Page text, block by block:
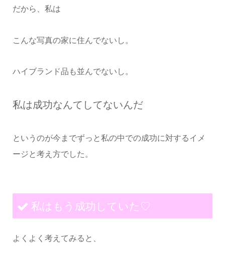
だから、私は
こんな写真の家に住んでないし。
ハイブランド品も並んでないし。
私は成功なんてしてないんだ
というのが今までずっと私の中での成功に対するイメ
ージと考え方でした。
私はもう成功していた♡
よくよく考えてみると、